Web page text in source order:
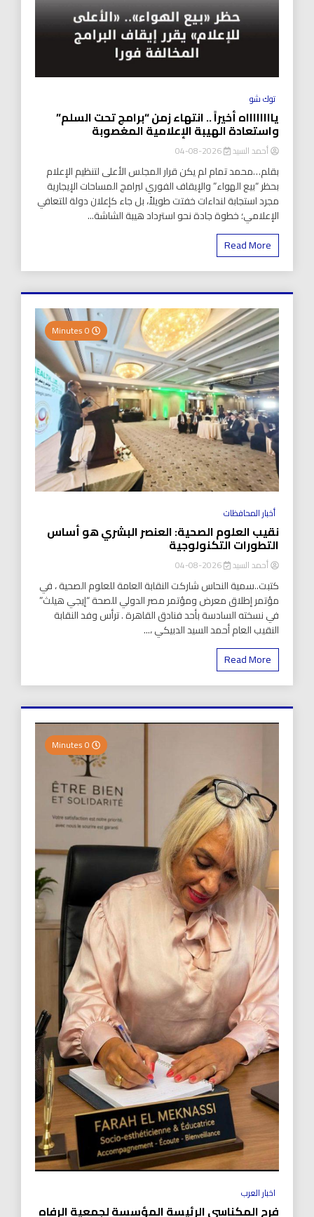
توك شو
يااااااااه أخيراً .. انتهاء زمن “برامج تحت السلم”
واستعادة الهيبة الإعلامية المغصوبة
أحمد السيد 2026-08-04
بقلم…محمد تمام لم يكن قرار المجلس الأعلى لتنظيم الإعلام
بحظر “بيع الهواء” والإيقاف الفوري لبرامج المساحات الإيجارية
مجرد استجابة لنداءات خفتت طويلاً، بل جاء كإعلان دولة للتعافي
الإعلامي؛ خطوة جادة نحو استرداد هيبة الشاشة...
Read More
أخبار المحافظات
نقيب العلوم الصحية: العنصر البشري هو أساس
التطورات التكنولوجية
أحمد السيد 2026-08-04
كتبت..سمية النحاس شاركت النقابة العامة للعلوم الصحية ، في
مؤتمر إطلاق معرض ومؤتمر مصر الدولي للصحة “إيجي هيلث”
في نسخته السادسة بأحد فنادق القاهرة . ترأس وفد النقابة
النقيب العام أحمد السيد الدبيكي ،...
Read More
اخبار العرب
فرح المكناسي الرئيسة المؤسسة لجمعية الرفاه